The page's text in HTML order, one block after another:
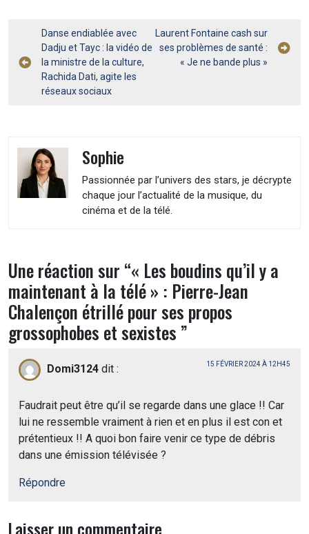
Navigation
de
l’article
Danse endiablée avec
Dadju et Tayc : la vidéo de
la ministre de la culture,
Rachida Dati, agite les
réseaux sociaux
Laurent Fontaine cash sur
ses problèmes de santé :
« Je ne bande plus »
Sophie
Passionnée par l’univers des stars, je décrypte
chaque jour l’actualité de la musique, du
cinéma et de la télé.
Une réaction sur “« Les boudins qu’il y a
maintenant à la télé » : Pierre-Jean
Chalençon étrillé pour ses propos
grossophobes et sexistes ”
Domi3124 dit : 15 FÉVRIER 2024 À 12H45
Faudrait peut être qu’il se regarde dans une glace !! Car
lui ne ressemble vraiment à rien et en plus il est con et
prétentieux !! A quoi bon faire venir ce type de débris
dans une émission télévisée ?
Répondre
Laisser un commentaire